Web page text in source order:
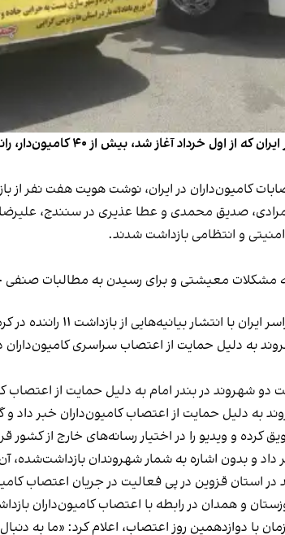
در جریان اعتصاب سراسری
کامیون‌داران در ایران، نوشت هویت هفت نفر از
مرادی، صدیق محمدی و عطا عذیری در سنندج،
و انتظامی بازداشت شدند.
معیشتی و برای رسیدن به مطالبات صنفی خود در بیش
۱۱ راننده در کرمانشاه و چند نفر دیگر در سنندج خبر داد.
به دلیل حمایت از اعتصاب سراسری کامیون‌داران
شهروند در بندر امام به دلیل حمایت از اعتصاب
به دلیل حمایت از اعتصاب کامیون‌داران خبر داد
و ویدیو را در اختیار رسانه‌های خارج از کشور
داد و بدون اشاره به شمار شهروندان بازداشت‌شده،
و همدان در رابطه با اعتصاب کامیون‌داران
و رانندگان سراسر ایران، ۱۲ خرداد و هم‌زمان با دوازدهمین روز